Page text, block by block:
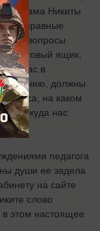
мама Никиты
бесправные
вопросы
почтовый ящик,
нас в
мнению, должны
на каком
и куда нас
педагога
души ее задела
на сайте
слово
в этом настоящее